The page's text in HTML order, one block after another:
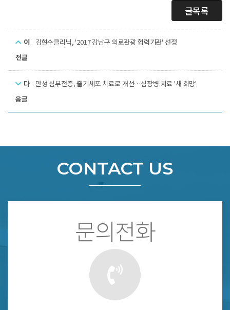
글목록
이
전글
김현수클리닉, '2017 강남구 의료관광 협력기관' 선정
다
음글
만성 심부전증, 줄기세포 치료로 개선…심장병 치료 '새 희망'
CONTACT US
문의전화